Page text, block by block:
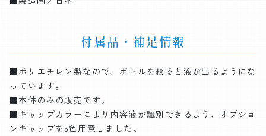
付属品・補足情報
■ポリエチレン製なので、ボトルを絞ると液が出るようにな
っています。
■本体のみの販売です。
■キャップカラーにより内容液が識別できるよう、オプショ
ンキャップを5色用意しました。